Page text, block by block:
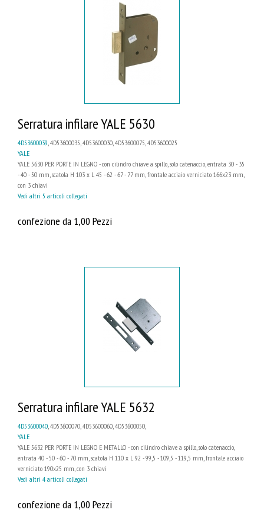
Serratura infilare YALE 5630
4D53600039 , 4D53600035, 4D53600030, 4D53600075, 4D53600025
YALE
YALE 5630 PER PORTE IN LEGNO - con cilindro chiave a spillo, solo catenaccio, entrata 30 - 35
- 40 - 50 mm, scatola H 103 x L 45 - 62 - 67 - 77 mm, frontale acciaio verniciato 166x23 mm,
con 3 chiavi
Vedi altri 5 articoli collegati
confezione da 1,00 Pezzi
Serratura infilare YALE 5632
4D53600040, 4D53600070, 4D53600060, 4D53600050,
YALE
YALE 5632 PER PORTE IN LEGNO E METALLO - con cilindro chiave a spillo, solo catenaccio,
entrata 40 - 50 - 60 - 70 mm, scatola H 110 x L 92 - 99,5 - 109,5 - 119,5 mm, frontale acciaio
verniciato 190x25 mm, con 3 chiavi
Vedi altri 4 articoli collegati
confezione da 1,00 Pezzi